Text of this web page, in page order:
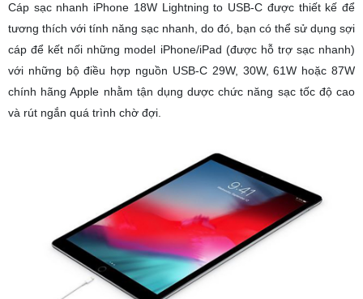
Cáp sạc nhanh iPhone 18W Lightning to USB-C được thiết kế để
tương thích với tính năng sạc nhanh, do đó, bạn có thể sử dụng sợi
cáp để kết nối những model iPhone/iPad (được hỗ trợ sạc nhanh)
với những bộ điều hợp nguồn USB-C 29W, 30W, 61W hoặc 87W
chính hãng Apple nhằm tận dụng dược chức năng sạc tốc độ cao
và rút ngắn quá trình chờ đợi.